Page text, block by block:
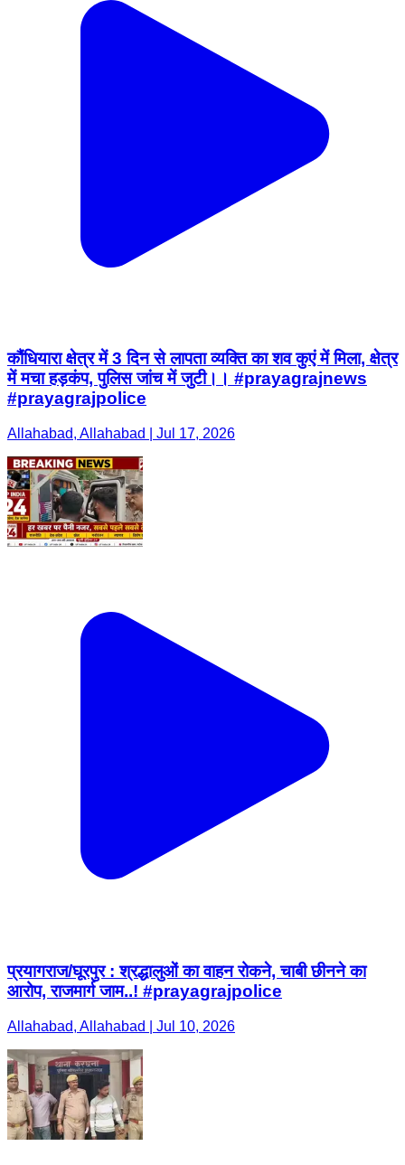
कौंधियारा क्षेत्र में 3 दिन से लापता व्यक्ति का शव कुएं में मिला, क्षेत्र
में मचा हड़कंप, पुलिस जांच में जुटी।। #prayagrajnews
#prayagrajpolice
Allahabad, Allahabad | Jul 17, 2026
प्रयागराज/घूरपुर : श्रद्धालुओं का वाहन रोकने, चाबी छीनने का
आरोप, राजमार्ग जाम..! #prayagrajpolice
Allahabad, Allahabad | Jul 10, 2026